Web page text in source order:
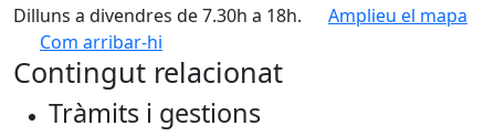
Dilluns a divendres de 7.30h a 18h.
Amplieu el mapa
Com arribar-hi
+
Contingut relacionat
Tràmits i gestions